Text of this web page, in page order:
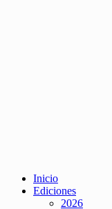
Inicio
Ediciones
2026